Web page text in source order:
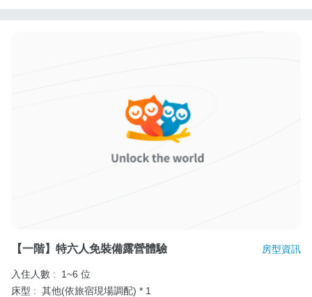
【一階】特六人免裝備露營體驗 房型資訊
入住人數 :
1~6 位
床型 : 其他(依旅宿現場調配) * 1